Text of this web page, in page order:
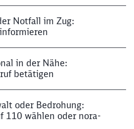
Notfall im Zug:
in der Nähe:
betätigen
oder Bedrohung:
110 wählen oder nora-